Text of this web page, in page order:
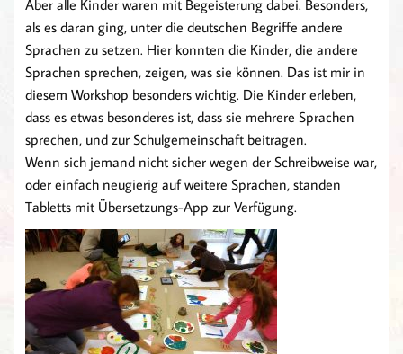
Aber alle Kinder waren mit Begeisterung dabei. Besonders,
als es daran ging, unter die deutschen Begriffe andere
Sprachen zu setzen. Hier konnten die Kinder, die andere
Sprachen sprechen, zeigen, was sie können. Das ist mir in
diesem Workshop besonders wichtig. Die Kinder erleben,
dass es etwas besonderes ist, dass sie mehrere Sprachen
sprechen, und zur Schulgemeinschaft beitragen.
Wenn sich jemand nicht sicher wegen der Schreibweise war,
oder einfach neugierig auf weitere Sprachen, standen
Tabletts mit Übersetzungs-App zur Verfügung.